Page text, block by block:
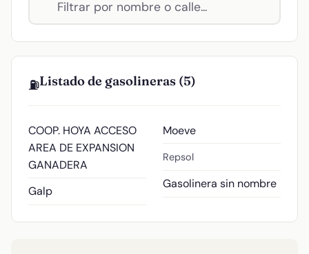
⛽Listado de gasolineras (5)
COOP. HOYA ACCESO
AREA DE EXPANSION
GANADERA
Galp
Moeve
Repsol
Gasolinera sin nombre